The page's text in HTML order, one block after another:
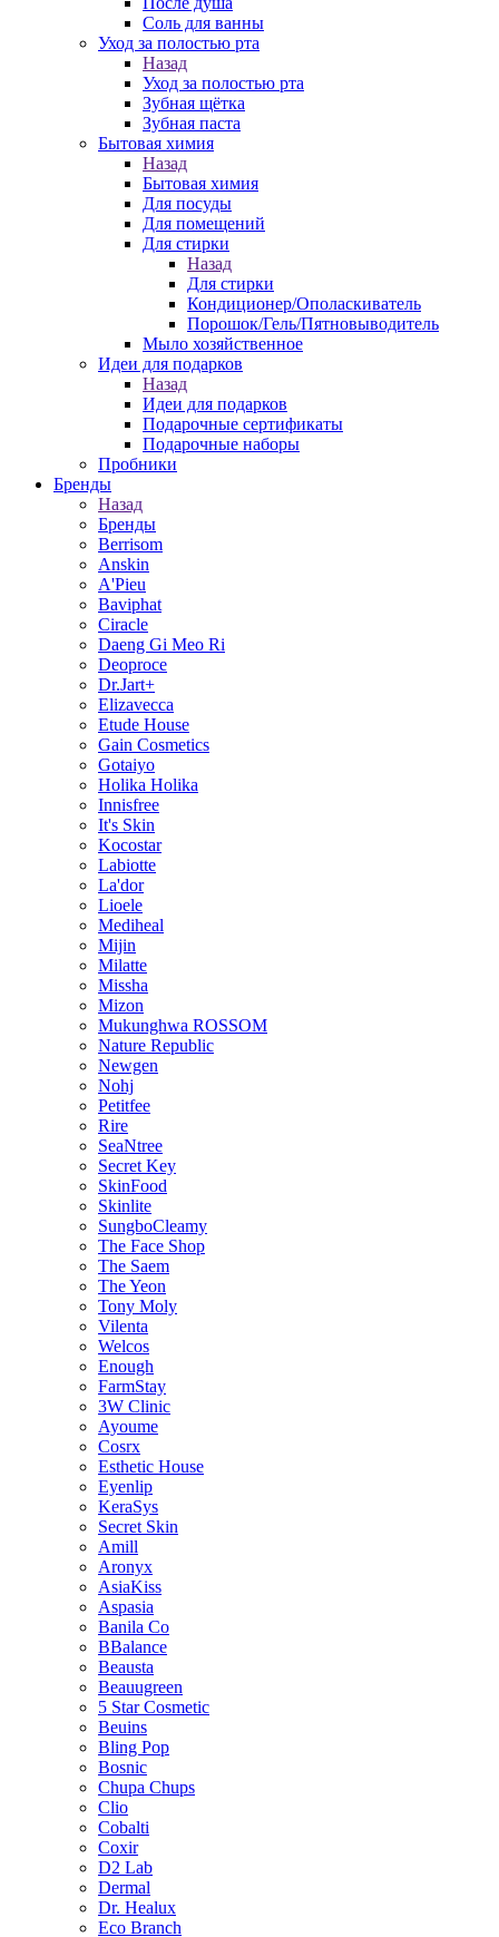
Соль для ванны
Уход за полостью рта
Назад
Уход за полостью рта
Зубная щётка
Зубная паста
Бытовая химия
Назад
Бытовая химия
Для посуды
Для помещений
Для стирки
Назад
Для стирки
Кондиционер/Ополаскиватель
Порошок/Гель/Пятновыводитель
Мыло хозяйственное
Идеи для подарков
Назад
Идеи для подарков
Подарочные сертификаты
Подарочные наборы
Пробники
Бренды
Назад
Бренды
Berrisom
Anskin
A'Pieu
Baviphat
Ciracle
Daeng Gi Meo Ri
Deoproce
Dr.Jart+
Elizavecca
Etude House
Gain Cosmetics
Gotaiyo
Holika Holika
Innisfree
It's Skin
Kocostar
Labiotte
La'dor
Lioele
Mediheal
Mijin
Milatte
Missha
Mizon
Mukunghwa ROSSOM
Nature Republic
Newgen
Nohj
Petitfee
Rire
SeaNtree
Secret Key
SkinFood
Skinlite
SungboCleamy
The Face Shop
The Saem
The Yeon
Tony Moly
Vilenta
Welcos
Enough
FarmStay
3W Clinic
Ayoume
Cosrx
Esthetic House
Eyenlip
KeraSys
Secret Skin
Amill
Aronyx
AsiaKiss
Aspasia
Banila Co
BBalance
Beausta
Beauugreen
5 Star Cosmetic
Beuins
Bling Pop
Bosnic
Chupa Chups
Clio
Cobalti
Coxir
D2 Lab
Dermal
Dr. Healux
Eco Branch